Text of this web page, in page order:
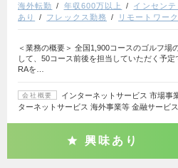
海外転勤
年収600万以上 インセン
あり
フレックス勤務 リモートワー
＜業務の概要＞ 全国1,900コースのゴルフ場
して、50コース前後を担当していただく予定
RAを…
会社概要
インターネットサービス 市場事
ターネットサービス 海外事業等 金融サービ
興味あり